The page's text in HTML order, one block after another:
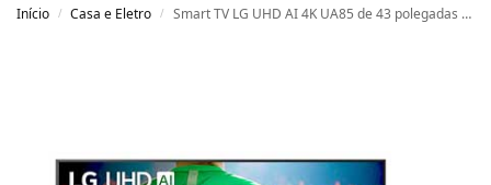
Início / Casa e Eletro / Smart TV LG UHD AI 4K UA85 de 43 polegadas 2025 – 43UA8550PSA